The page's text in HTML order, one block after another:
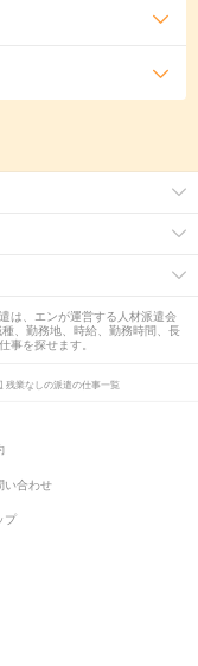
は、エンが運営する人材派遣会
、勤務地、時給、勤務時間、長
を探せます。
残業なしの派遣の仕事一覧
い合わせ
プ